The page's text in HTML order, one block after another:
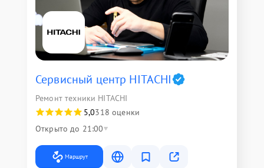
Сервисный центр HITACHI
Ремонт техники HITACHI
5,0318 оценки
Открыто до 21:00
Маршрут